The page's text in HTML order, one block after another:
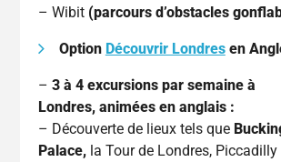
– Wibit (parcours d’obstacles
Option Découvrir Londresen
–3 à 4 excursions par semaine à
Londres, animées en anglais :
– Découverte de lieux tels que
Palace, la Tour de Londres, Piccadilly